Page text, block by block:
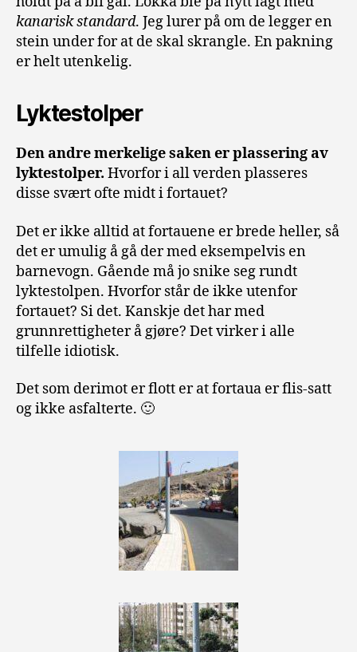
kanarisk standard. Jeg lurer på om de legger en
stein under for at de skal skrangle. En pakning
er helt utenkelig.
Lyktestolper
Den andremerkeligesaken er plassering av
lyktestolper. Hvorfor i all verden plasseres
disse svært ofte midt i fortauet?
Det er ikke alltid at fortauene er brede heller, så
det er umulig å gå der med eksempelvis en
barnevogn. Gående må jo snike seg rundt
lyktestolpen. Hvorfor står de ikke utenfor
fortauet? Si det. Kanskje det har med
grunnrettigheter å gjøre? Det virker i alle
tilfelle idiotisk.
Det som derimot er flott er at fortaua er flis-satt
og ikke asfalterte. 🙂